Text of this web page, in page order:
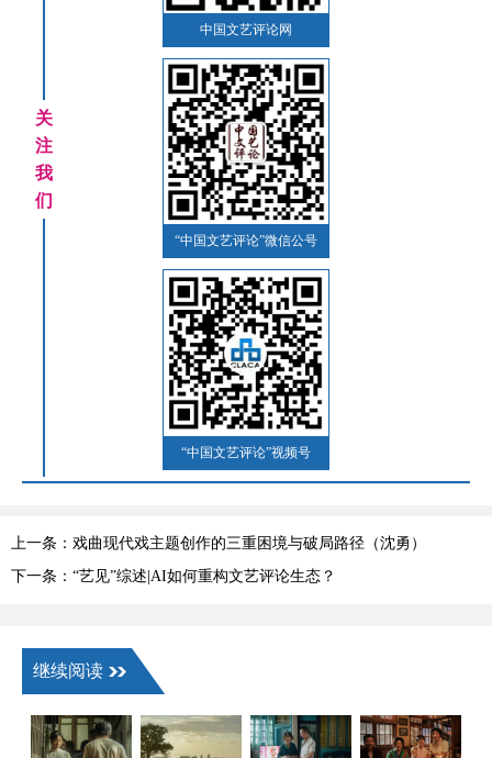
关
注
我
们
中国文艺评论网
“中国文艺评论”微信公号
“中国文艺评论”视频号
上一条：戏曲现代戏主题创作的三重困境与破局路径（沈勇）
下一条：“艺见”综述|AI如何重构文艺评论生态？
继续阅读